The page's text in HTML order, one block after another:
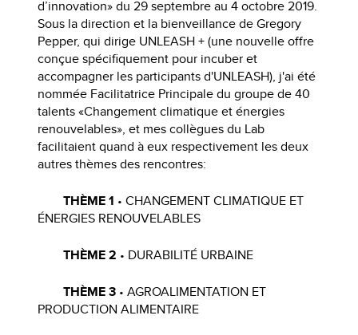
d’innovation» du 29 septembre au 4 octobre 2019.
Sous la direction et la bienveillance de Gregory
Pepper, qui dirige UNLEASH + (une nouvelle offre
conçue spécifiquement pour incuber et
accompagner les participants d'UNLEASH), j'ai été
nommée Facilitatrice Principale du groupe de 40
talents «Changement climatique et énergies
renouvelables», et mes collègues du Lab
facilitaient quand à eux respectivement les deux
autres thèmes des rencontres:
THÈME 1 • CHANGEMENT CLIMATIQUE ET
ÉNERGIES RENOUVELABLES
THÈME 2 • DURABILITÉ URBAINE
THÈME 3 • AGROALIMENTATION ET
PRODUCTION ALIMENTAIRE